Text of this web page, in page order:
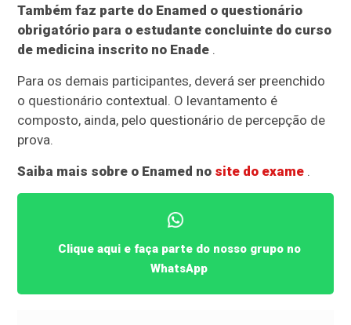
Também faz parte do Enamed o questionário
obrigatório para o estudante concluinte do curso
de medicina inscrito no Enade .
Para os demais participantes, deverá ser preenchido
o questionário contextual. O levantamento é
composto, ainda, pelo questionário de percepção de
prova.
Saiba mais sobre o Enamed no site do exame .
Clique aqui e faça parte do nosso grupo no
WhatsApp